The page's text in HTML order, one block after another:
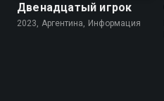
Двенадцатый игрок
2023, Аргентина, Информация